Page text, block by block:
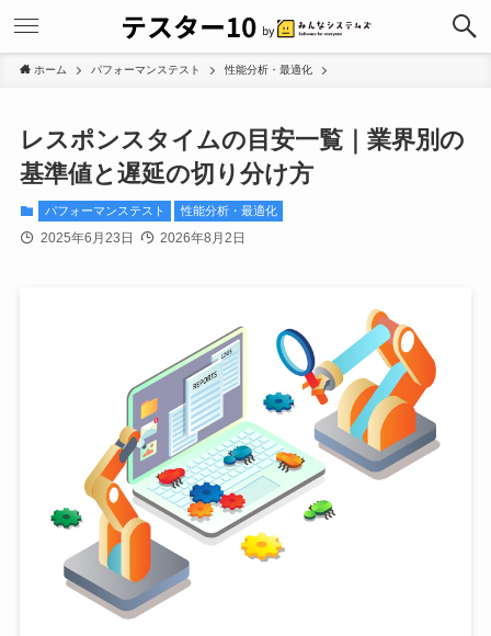
ホーム パフォーマンステスト 性能分析・最適化
レスポンスタイムの目安一覧｜業界別の
基準値と遅延の切り分け方
パフォーマンステスト 性能分析・最適化
2025年6月23日 2026年8月2日